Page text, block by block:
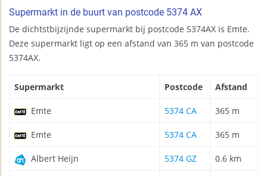
Supermarkt in de buurt van postcode 5374 AX
De dichtstbijzijnde supermarkt bij postcode 5374AX is Emte.
Deze supermarkt ligt op een afstand van 365 m van postcode
5374AX.
Supermarkt Postcode Afstand
Emte 5374 CA 365 m
Emte 5374 CA 365 m
Albert Heijn 5374 GZ 0.6 km